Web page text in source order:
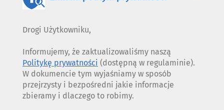
Drogi Użytkowniku,
Informujemy, że zaktualizowaliśmy naszą
Politykę prywatności (dostępną w regulaminie).
W dokumencie tym wyjaśniamy w sposób
przejrzysty i bezpośredni jakie informacje
zbieramy i dlaczego to robimy.